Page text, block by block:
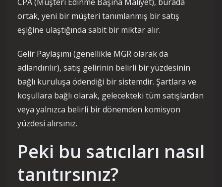
ortak, yeni bir müşteri tanımlanmış bir satış
eşiğine ulaştığında sabit bir miktar alır.
Gelir Paylaşımı (genellikle MGR olarak da
adlandırılır), satış gelirinin belirli bir yüzdesinin
bağlı kuruluşa ödendiği bir sistemdir. Şartlara ve
koşullara bağlı olarak, gelecekteki tüm satışlardan
veya yalnızca belirli bir dönemden komisyon
yüzdesi alırsınız.
Peki bu satıcıları nasıl
tanıtırsınız?